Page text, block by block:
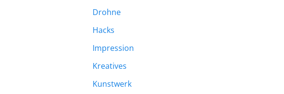
Drohne
Hacks
Impression
Kreatives
Kunstwerk